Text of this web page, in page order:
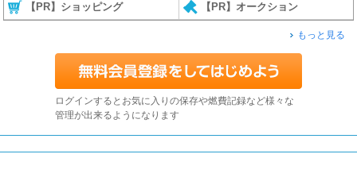
【PR】ショッピング 【PR】オークション
もっと見る
ログインするとお気に入りの保存や燃費記録など様々な
管理が出来るようになります